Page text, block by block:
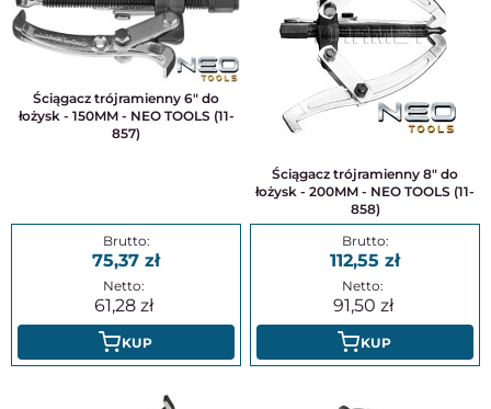
Ściągacz trójramienny 6" do
łożysk - 150MM - NEO TOOLS (11-
857)
75,37
61,28
KUP
Ściągacz trójramienny 8" do
łożysk - 200MM - NEO TOOLS (11-
858)
112,55
91,50
KUP